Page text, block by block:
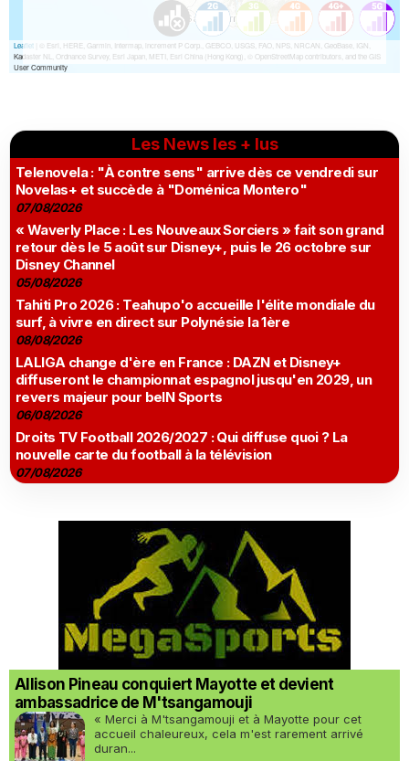
Les News les + lus
Telenovela : "À contre sens" arrive dès ce vendredi sur
Novelas+ et succède à "Doménica Montero"
07/08/2026
« Waverly Place : Les Nouveaux Sorciers » fait son grand
retour dès le 5 août sur Disney+, puis le 26 octobre sur
Disney Channel
05/08/2026
Tahiti Pro 2026 : Teahupo'o accueille l'élite mondiale du
surf, à vivre en direct sur Polynésie la 1ère
08/08/2026
LALIGA change d'ère en France : DAZN et Disney+
diffuseront le championnat espagnol jusqu'en 2029, un
revers majeur pour beIN Sports
06/08/2026
Droits TV Football 2026/2027 : Qui diffuse quoi ? La
nouvelle carte du football à la télévision
07/08/2026
Allison Pineau conquiert Mayotte et devient
ambassadrice de M'tsangamouji
« Merci à M'tsangamouji et à Mayotte pour cet
accueil chaleureux, cela m'est rarement arrivé
duran...